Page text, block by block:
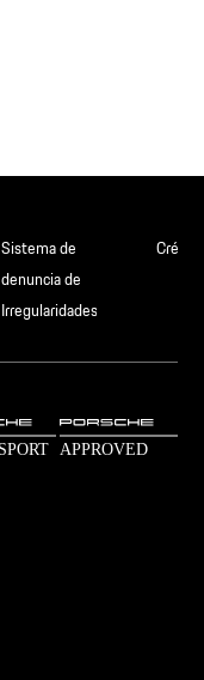
Sistema de
denuncia de
Irregularidades